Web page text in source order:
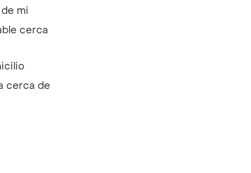
mi
cerca
cerca de